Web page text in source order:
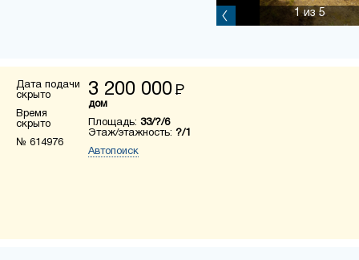
1из 5
Дата подачи
скрыто
Время
скрыто
№ 614976
3 200 000 Р
дом
Площадь: 33/?/6
Этаж/этажность: ?/1
Автопоиск